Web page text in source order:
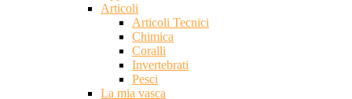
Articoli
Articoli Tecnici
Chimica
Coralli
Invertebrati
Pesci
La mia vasca